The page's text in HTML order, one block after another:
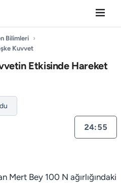
Bilimleri ›
Kuvvet
Etkisinde Hareket
24:55
Mert Bey 100 N ağırlığındaki